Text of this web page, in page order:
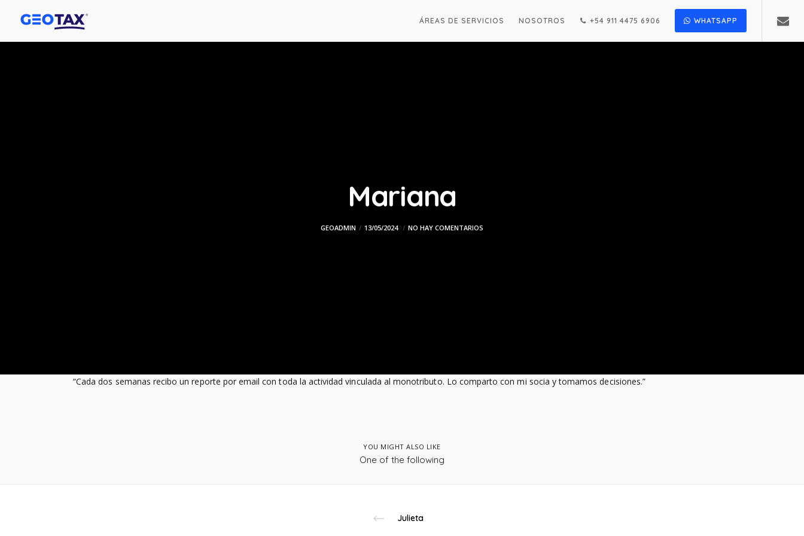
ÁREAS DE SERVICIOS NOSOTROS +54 911 4475 6906 WHATSAPP
Mariana
GEOADMIN 13/05/2024 NO HAY COMENTARIOS
“Cada dos semanas recibo un reporte por email con toda la actividad vinculada al monotributo. Lo comparto con mi socia y tomamos decisiones.”
YOU MIGHT ALSO LIKE
One of the following
Julieta